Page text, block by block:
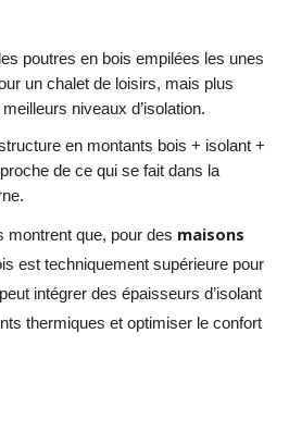
poutres en bois empilées les unes
un chalet de loisirs, mais plus
niveaux d’isolation.
en montants bois + isolant +
de ce qui se fait dans la
montrent que, pour des maisons
est techniquement supérieure pour
intégrer des épaisseurs d’isolant
thermiques et optimiser le confort